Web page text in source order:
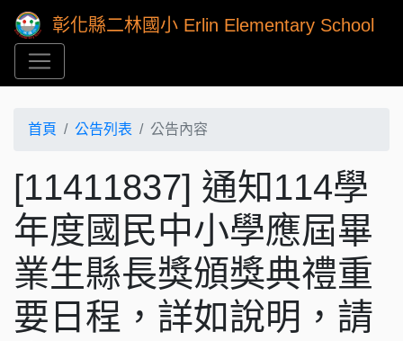
彰化縣二林國小 Erlin Elementary School
首頁 公告列表 公告內容
[11411837] 通知114學
年度國民中小學應屆畢
業生縣長獎頒獎典禮重
要日程，詳如說明，請